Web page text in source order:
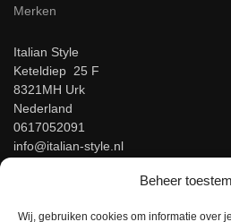
Beheer
Wij, gebruiken cookies om informatie over
Merken
Italian Style
Keteldiep 25 F
8321MH Urk
Nederland
0617052091
info@italian-style.nl
BTW: NL866816483B01